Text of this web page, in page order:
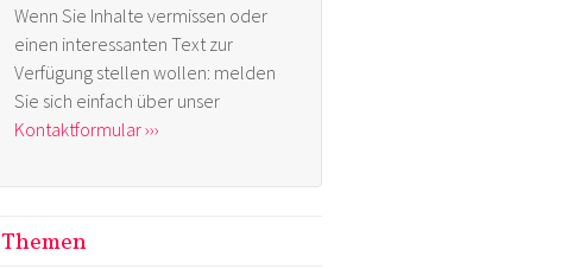
Wenn Sie Inhalte vermissen oder
einen interessanten Text zur
Verfügung stellen wollen: melden
Sie sich einfach über unser
Kontaktformular ›››
Themen